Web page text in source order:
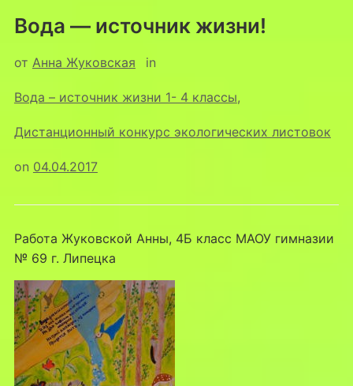
Вода — источник жизни!
от Анна Жуковская in
Вода – источник жизни 1- 4 классы,
Дистанционный конкурс экологических листовок
on 04.04.2017
Работа Жуковской Анны, 4Б класс МАОУ гимназии
№ 69 г. Липецка